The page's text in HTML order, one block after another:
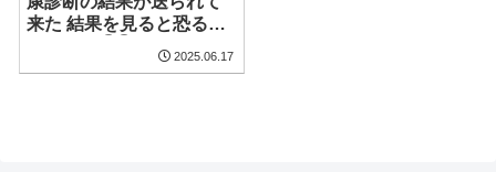
来た 結果を見ると恐るべ
2025.06.17